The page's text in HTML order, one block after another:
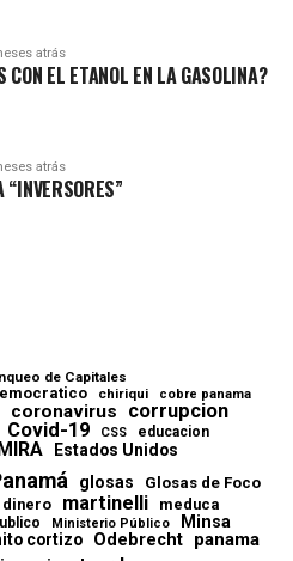
atrás
CON EL ETANOL EN LA GASOLINA?
atrás
“INVERSORES”
de Capitales
chiriqui cobre panama
coronavirus corrupcion
Covid-19 CSS educacion
Estados Unidos
glosas Glosas de Foco
dinero martinelli meduca
Ministerio Público Minsa
cortizo Odebrecht panama